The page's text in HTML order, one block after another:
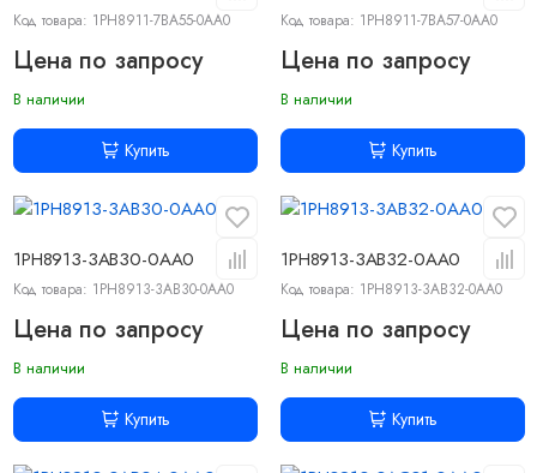
Код товара: 1PH8911-7BA55-0AA0
Цена по запросу
В наличии
Купить
Код товара: 1PH8911-7BA57-0AA0
Цена по запросу
В наличии
Купить
1PH8913-3AB30-0AA0
Код товара: 1PH8913-3AB30-0AA0
Цена по запросу
В наличии
Купить
1PH8913-3AB32-0AA0
Код товара: 1PH8913-3AB32-0AA0
Цена по запросу
В наличии
Купить